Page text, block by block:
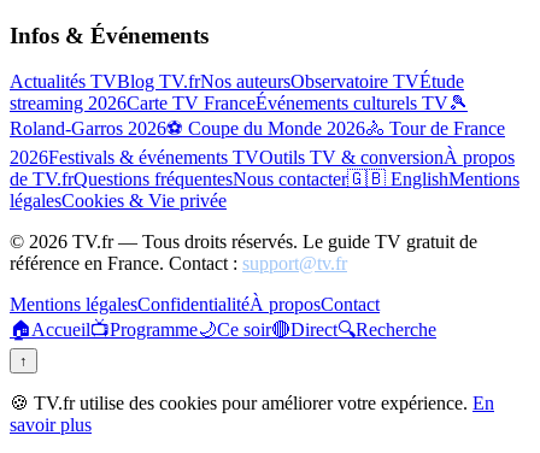
Infos & Événements
Actualités TVBlog TV.frNos auteursObservatoire TVÉtude
streaming 2026Carte TV FranceÉvénements culturels TV🎾
Roland-Garros 2026⚽ Coupe du Monde 2026🚴 Tour de France
2026Festivals & événements TVOutils TV & conversionÀ propos
de TV.frQuestions fréquentesNous contacter🇬🇧 EnglishMentions
légalesCookies & Vie privée
© 2026 TV.fr — Tous droits réservés. Le guide TV gratuit de
référence en France. Contact : support@tv.fr
Mentions légalesConfidentialitéÀ proposContact
🏠Accueil📺Programme🌙Ce soir🔴Direct🔍Recherche
↑
🍪 TV.fr utilise des cookies pour améliorer votre expérience. En
savoir plus